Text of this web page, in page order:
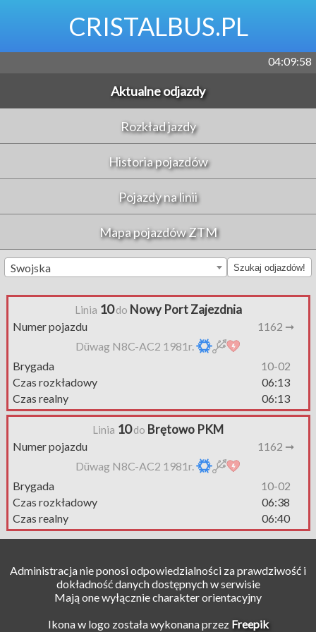
CRISTALBUS.PL
04:09:58
Aktualne odjazdy
Rozkład jazdy
Historia pojazdów
Pojazdy na linii
Mapa pojazdów ZTM
Swojska Szukaj odjazdów!
Linia 10do Nowy Port Zajezdnia
Numer pojazdu
1162 ➞
Düwag N8C-AC2 1981r.
Brygada
10-02
Czas rozkładowy
06:13
Czas realny
06:13
Linia 10do Brętowo PKM
Numer pojazdu
1162 ➞
Düwag N8C-AC2 1981r.
Brygada
10-02
Czas rozkładowy
06:38
Czas realny
06:40
Administracja nie ponosi odpowiedzialności za prawdziwość i
dokładność danych dostępnych w serwisie
Mają one wyłącznie charakter orientacyjny
Ikona w logo została wykonana przez Freepik